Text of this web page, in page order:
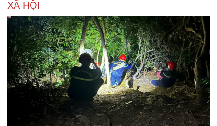
XÃ HỘI